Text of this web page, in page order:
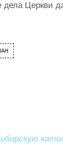
дела Церкви